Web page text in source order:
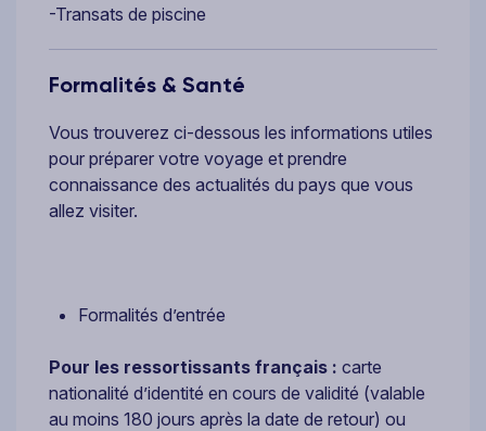
-Transats de piscine
Formalités & Santé
Vous trouverez ci-dessous les informations utiles
pour préparer votre voyage et prendre
connaissance des actualités du pays que vous
allez visiter.
Formalités d’entrée
Pour les ressortissants français : carte
nationalité d’identité en cours de validité (valable
au moins 180 jours après la date de retour) ou